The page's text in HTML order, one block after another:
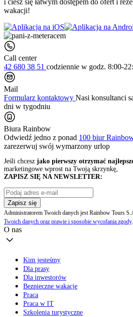
i ciesz się łatwym dostępem do ofert i
wakacji!
Call center
42 680 38 51 codziennie w godz. 8:00-
Mail
Formularz kontaktowy Nasi konsultanci
dni w tygodniu
Biura Rainbow
Odwiedź jedno z ponad 100 biur
zarezerwuj swój wymarzony urlop
Jeśli chcesz jako pierwszy otrzymać
marketingowe wprost na Twoją skrzynkę,
ZAPISZ SIĘ NA NEWSLETTER:
Zapisz się
Administratorem Twoich danych jest Rainbow Tours
Twoich danych oraz prawie i sposobie wycofania zgody.
O nas
Kim jesteśmy
Dla prasy
Dla inwestorów
Bezpieczne wakacje
Praca
Praca w IT
Szkolenia turystyczne